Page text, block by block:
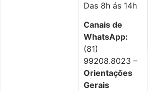
Das 8h ás 14h
Canais de
WhatsApp:
(81)
99208.8023 –
Orientações
Gerais